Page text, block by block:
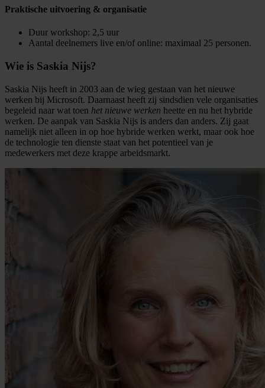
Praktische uitvoering & organisatie
Duur workshop: 2,5 uur
Aantal deelnemers live en/of online: maximaal 25 personen.
Wie is Saskia Nijs?
Saskia Nijs heeft in 2003 aan de wieg gestaan van het nieuwe
werken bij Microsoft. Daarnaast heeft zij sindsdien vele organisaties
begeleid naar wat toen het nieuwe werken heette en nu het hybride
werken. De aanpak van Saskia Nijs is anders dan anders. Zij gaat
namelijk niet alleen in op hoe hybride werken werkt, maar ook hoe
de technologie ten dienste staat van het potentieel van je
medewerkers met deze krappe arbeidsmarkt.